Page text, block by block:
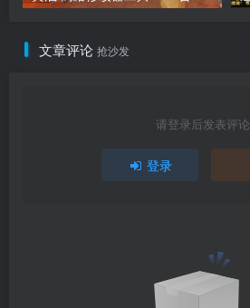
文章评论 抢沙发
请登录后发表评论
登录